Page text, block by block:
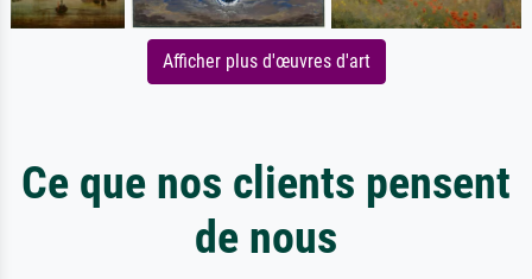
Afficher plus d'œuvres d'art
Ce que nos clients pensent
de nous